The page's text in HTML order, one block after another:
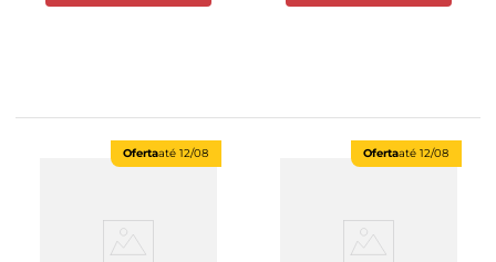
Ofertaaté 12/08 Ofertaaté 12/08